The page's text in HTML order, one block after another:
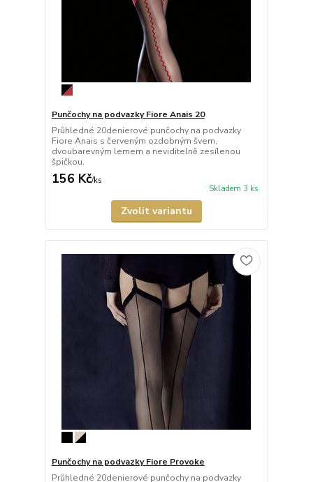
Punčochy na podvazky Fiore Anais 20
Průhledné 20denierové punčochy na podvazky
Fiore Anais s červeným ozdobným švem,
dvoubarevným lemem a neviditelně zesílenou
špičkou.
156 Kč/ks
Skladem 3 ks
Zvolit variantu
Punčochy na podvazky Fiore Provoke
Průhledné 20denierové punčochy na podvazky